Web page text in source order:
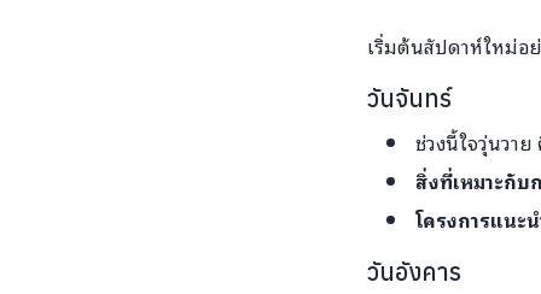
เริ่มต้นสัปดาห์ใหม่อ
วันจันทร์
ช่วงนี้ใจวุ่นวา
สิ่งที่เหมาะกับ
โครงการแนะ
วันอังคาร